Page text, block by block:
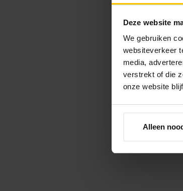
Deze website
We gebruiken
websiteverkeer
media,
verstrekt of die
onze website
Alleen